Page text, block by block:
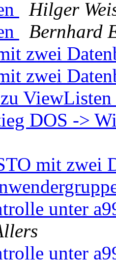
Hilger
Bernhard
zwei
zwei
ViewListen
DOS ->
mit zwei
unter
unter